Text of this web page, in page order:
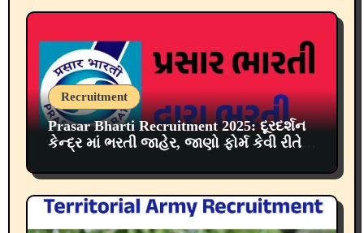
Recruitment
Prasar Bharti Recruitment 2025: દૂરદર્શન
કેન્દ્ર માં ભરતી જાહેર, જાણો ફોર્મ કેવી રીતે